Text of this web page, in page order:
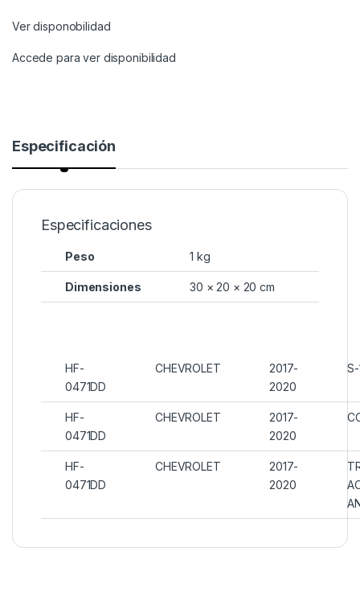
Ver disponobilidad
Accede para ver disponibilidad
Especificación
Especificaciones
Peso 1 kg
Dimensiones 30 × 20 × 20 cm
HF-
0471DD
CHEVROLET
2017-
2020
HF-
0471DD
CHEVROLET
2017-
2020
HF-
0471DD
CHEVROLET
2017-
2020